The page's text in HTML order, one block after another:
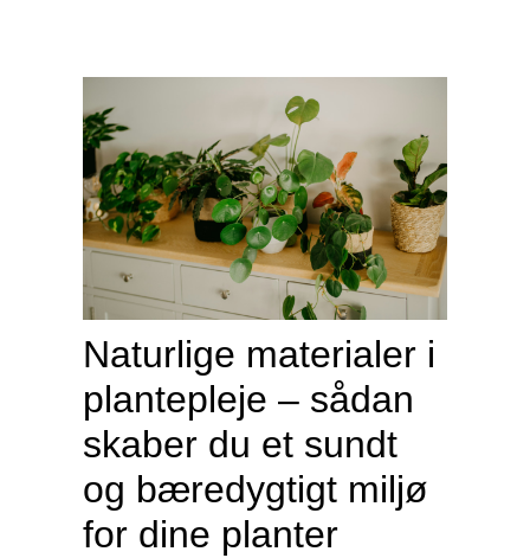
Naturlige materialer i
plantepleje – sådan
skaber du et sundt
og bæredygtigt miljø
for dine planter